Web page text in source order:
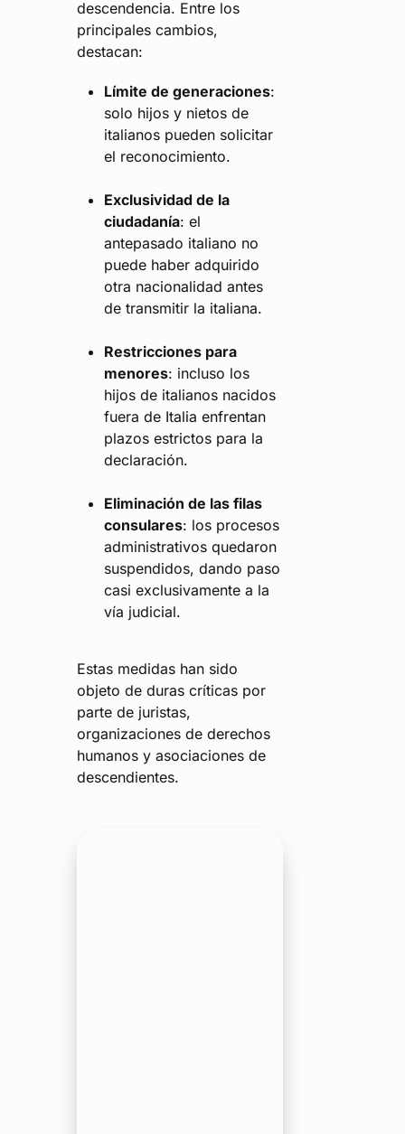
descendencia. Entre los
principales cambios,
destacan:
Límite de generaciones:
solo hijos y nietos de
italianos pueden solicitar
el reconocimiento.
Exclusividad de la
ciudadanía: el
antepasado italiano no
puede haber adquirido
otra nacionalidad antes
de transmitir la italiana.
Restricciones para
menores: incluso los
hijos de italianos nacidos
fuera de Italia enfrentan
plazos estrictos para la
declaración.
Eliminación de las filas
consulares: los procesos
administrativos quedaron
suspendidos, dando paso
casi exclusivamente a la
vía judicial.
Estas medidas han sido
objeto de duras críticas por
parte de juristas,
organizaciones de derechos
humanos y asociaciones de
descendientes.